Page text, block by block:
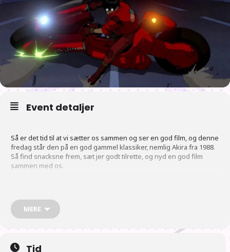
Event detaljer
Så er det tid til at vi sætter os sammen og ser en god film, og denne
fredag står den på en god gammel klassiker, nemlig Akira fra 1988.
Så find snacksne frem, sæt jer godt tilrette, og nyd en god film
sammen med os.
16 år. MERE
Tid